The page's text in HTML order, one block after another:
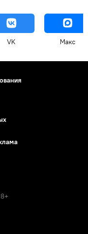
VK Макс